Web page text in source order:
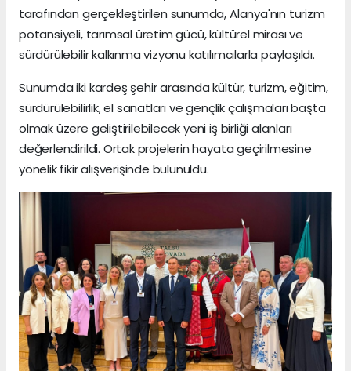
tarafından gerçekleştirilen sunumda, Alanya'nın turizm
potansiyeli, tarımsal üretim gücü, kültürel mirası ve
sürdürülebilir kalkınma vizyonu katılımcılarla paylaşıldı.
Sunumda iki kardeş şehir arasında kültür, turizm, eğitim,
sürdürülebilirlik, el sanatları ve gençlik çalışmaları başta
olmak üzere geliştirilebilecek yeni iş birliği alanları
değerlendirildi. Ortak projelerin hayata geçirilmesine
yönelik fikir alışverişinde bulunuldu.